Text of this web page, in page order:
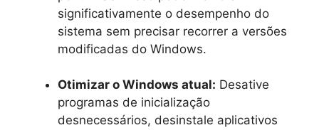
significativamente o desempenho do
sistema sem precisar recorrer a versões
modificadas do Windows.
Otimizar o Windows atual: Desative
programas de inicialização
desnecessários, desinstale aplicativos